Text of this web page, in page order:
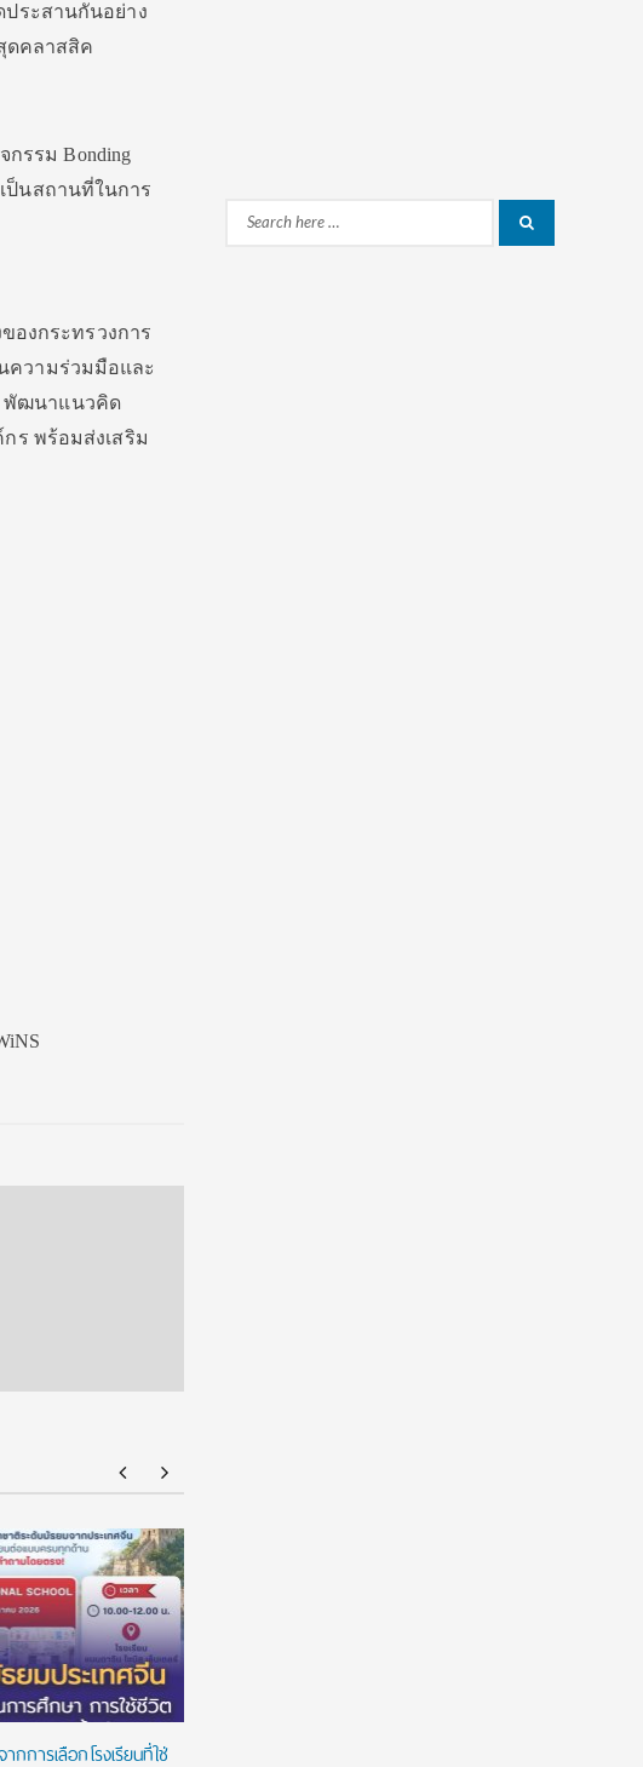
ระสานกันอย่าง
ดคลาสสิค
รรม Bonding
ป็นสถานที่ในการ
องกระทรวงการ
ความร่วมมือและ
พัฒนาแนวคิด
ร พร้อมส่งเสริม
การเลือกโรงเรียนที่ใช่
Search